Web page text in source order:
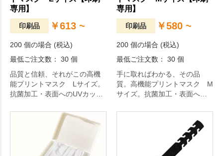
専用】
印刷品 ￥613 ~
200 個の場合 (税込)
最低ご注文数： 30 個
品質と信頼、それがこの高機
能プリントマスク Lサイズ。
抗菌加工・表面へのUVカット
け心地さわやかなマスクで
す。会社やブランドのロゴマ
ーク、チームのエンブレム等
がフルカラーで全面に名入れ
可能です。社員・スタッフの
専用】
印刷品 ￥580 ~
200 個の場合 (税込)
最低ご注文数： 30 個
手に取ればわかる、その品
質。高機能プリントマスク M
サイズ。抗菌加工・表面への
くく、着け心地さわやかなマ
スクです。会社やブランドの
ロゴマーク、チームのエンブ
レム等がフルカラーで全面に
名入れ可能です。社員・スタ